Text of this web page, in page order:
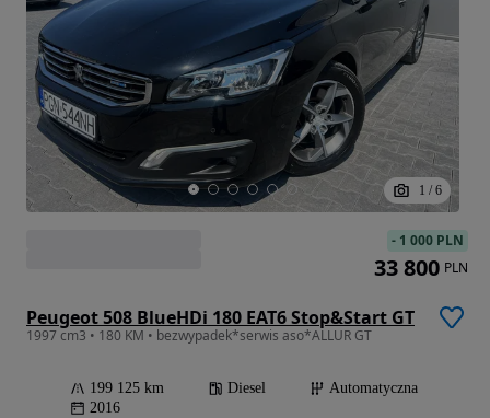
1 / 6
Peugeot 508 BlueHDi 180 EAT6 Stop&Start GT
1997 cm3 • 180 KM • bezwypadek*serwis aso*ALLUR GT
199 125 km Diesel
Automatyczna
2016
- 1 000 PLN
33 800 PLN